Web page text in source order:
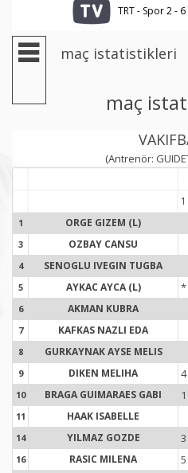
TRT - Spor 2 -
maç istatistikleri
maç
(Antrenör:
1
1 ORGE GIZEM (L)
3 OZBAY CANSU
4 SENOGLU IVEGIN TUGBA
5 AYKAC AYCA (L) *
6 AKMAN KUBRA
7 KAFKAS NAZLI EDA
8 GURKAYNAK AYSE MELIS
9 DIKEN MELIHA 4
10 BRAGA GUIMARAES GABI 1
11 HAAK ISABELLE
14 YILMAZ GOZDE 3
16 RASIC MILENA 5